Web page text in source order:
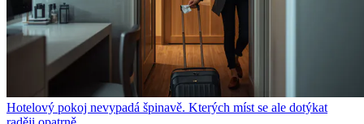
Hotelový pokoj nevypadá špinavě. Kterých míst se ale dotýkat